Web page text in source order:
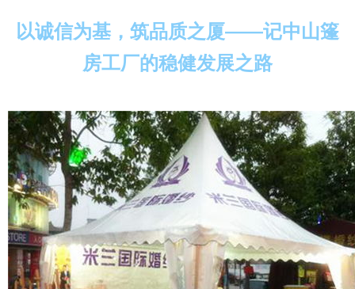
以诚信为基，筑品质之厦——记中山篷
房工厂的稳健发展之路